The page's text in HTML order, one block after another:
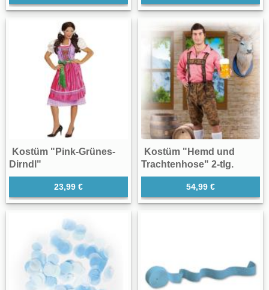
Kostüm "Pink-Grünes-
Dirndl"
23,99 €
Kostüm "Hemd und
Trachtenhose" 2-tlg.
54,99 €